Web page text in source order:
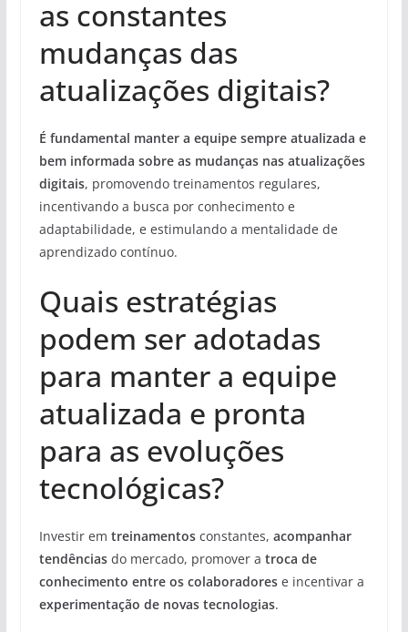
as constantes
mudanças das
atualizações digitais?
É fundamental manter a equipe sempre atualizada e
bem informada sobre as mudanças nas atualizações
digitais, promovendo treinamentos regulares,
incentivando a busca por conhecimento e
adaptabilidade, e estimulando a mentalidade de
aprendizado contínuo.
Quais estratégias
podem ser adotadas
para manter a equipe
atualizada e pronta
para as evoluções
tecnológicas?
Investir em treinamentosconstantes, acompanhar
tendênciasdo mercado, promover a troca de
conhecimento entre os colaboradorese incentivar a
experimentação de novas tecnologias.